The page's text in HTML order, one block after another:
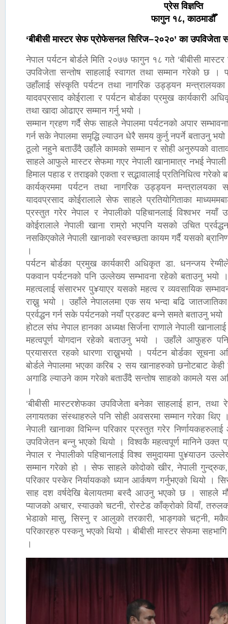
प्रेस विज्ञप्ति
फागुन १८, काठमाडौँ
‘बीबीसी मास्टर सेफ प्रोफेसनल सिरिज–२०२०’ का उपविजेता
नेपाल पर्यटन बोर्डले मिति २०७७ फागुन १८ गते ‘बीबीसी
उपविजेता सन्तोष साहलाई स्वागत तथा सम्मान गरेको छ ।
उहाँलाई संस्कृति पर्यटन तथा नागरिक उड्ड्यन मन्त्रालयका
यादवप्रसाद कोईराला र पर्यटन बोर्डका प्रमुख कार्यकारी
तथा खादा ओढाएर सम्मान गर्नु भयो ।
सम्मान ग्रहण गर्दै सेफ साहले नेपालमा पर्यटनको अपार
गर्न सके नेपालमा समृद्धि ल्याउन धेरै समय कुर्नु नपर्ने बताउनु
ठूलो नहुने बताउँदै उहाँले कामको सम्मान र सोही अनुरुपको
साहले आफुले मास्टर सेफमा गएर नेपाली खानामात्र नभई
हिमाल पहाड र तराइको एकता र सद्भावालाई प्रतिनिधित्व गरेको
कार्यक्रममा पर्यटन तथा नागरिक उड्ड्यन मन्त्रालयका
यादवप्रसाद कोईरालाले सेफ साहले प्रतियोगिताका
प्रस्तुत गरेर नेपाल र नेपालीको पहिचानलाई विश्वभर नयाँ
कोईरालाले नेपाली खाना राम्रो भएपनि यसको उचित
नसकिएकोले नेपाली खानाको स्वस्च्छता कायम गर्दै यसको
।
पर्यटन बोर्डका प्रमुख कार्यकारी अधिकृत डा. धनन्जय
पकवान पर्यटनको पनि उल्लेख्य सम्भावना रहेको बताउनु
महत्वलाई संसारभर पु¥याएर यसको महत्व र व्यवसायिक
राख्नु भयो । उहाँले नेपाललमा एक सय भन्दा बढि
प्रर्वद्धन गर्न सके पर्यटनको नयाँ प्रडक्ट बन्ने समते बताउनु भयो
होटल संघ नेपाल हानका अध्यक्ष सिर्जना राणाले नेपाली
महत्वपूर्ण योगदान रहेको बताउनु भयो । उहाँले आफुहरु पनि
प्रयासरत रहको धारणा राख्नुभयो । पर्यटन बोर्डका सूचना
बोर्डले नेपालमा भएका करिब २ सय खानाहरुको छनोटबाट
अगाडि ल्याउने काम गरेको बताउँदै सन्तोष साहको कामले यस
।
‘बीबीसी मास्टरशेफका उपविजेता बनेका साहलाई हान, तथा
लगायतका संस्थाहरुले पनि सोही अवसरमा सम्मान गरेका थिए
नेपाली खानाका विभिन्न परिकार प्रस्तुत गरेर
उपविजेतन बन्नु भएको थियो । विश्वकै महत्वपूर्ण मानिने उक्त
नेपाल र नेपालीको पहिचानलाई विश्व समुदायमा पु¥याउन
सम्मान गरेको हो । सेफ साहले कोदोको खीर, नेपाली
परिकार पस्केर निर्यायकको ध्यान आर्कषण गर्नुभएको थियो ।
साह दश वर्षदेखि बेलायतमा बस्दै आउनु भएको छ । साहले
प्याजको अचार, स्याउको चटनी, रोस्टेड काँक्रोको वियाँ,
भेडाको मासु, सिस्नु र आलुको तरकारी, भाङ्गको चट्नी,
परिकारहरु पस्कनु भएको थियो । बीबीसी मास्टर सेफमा
।